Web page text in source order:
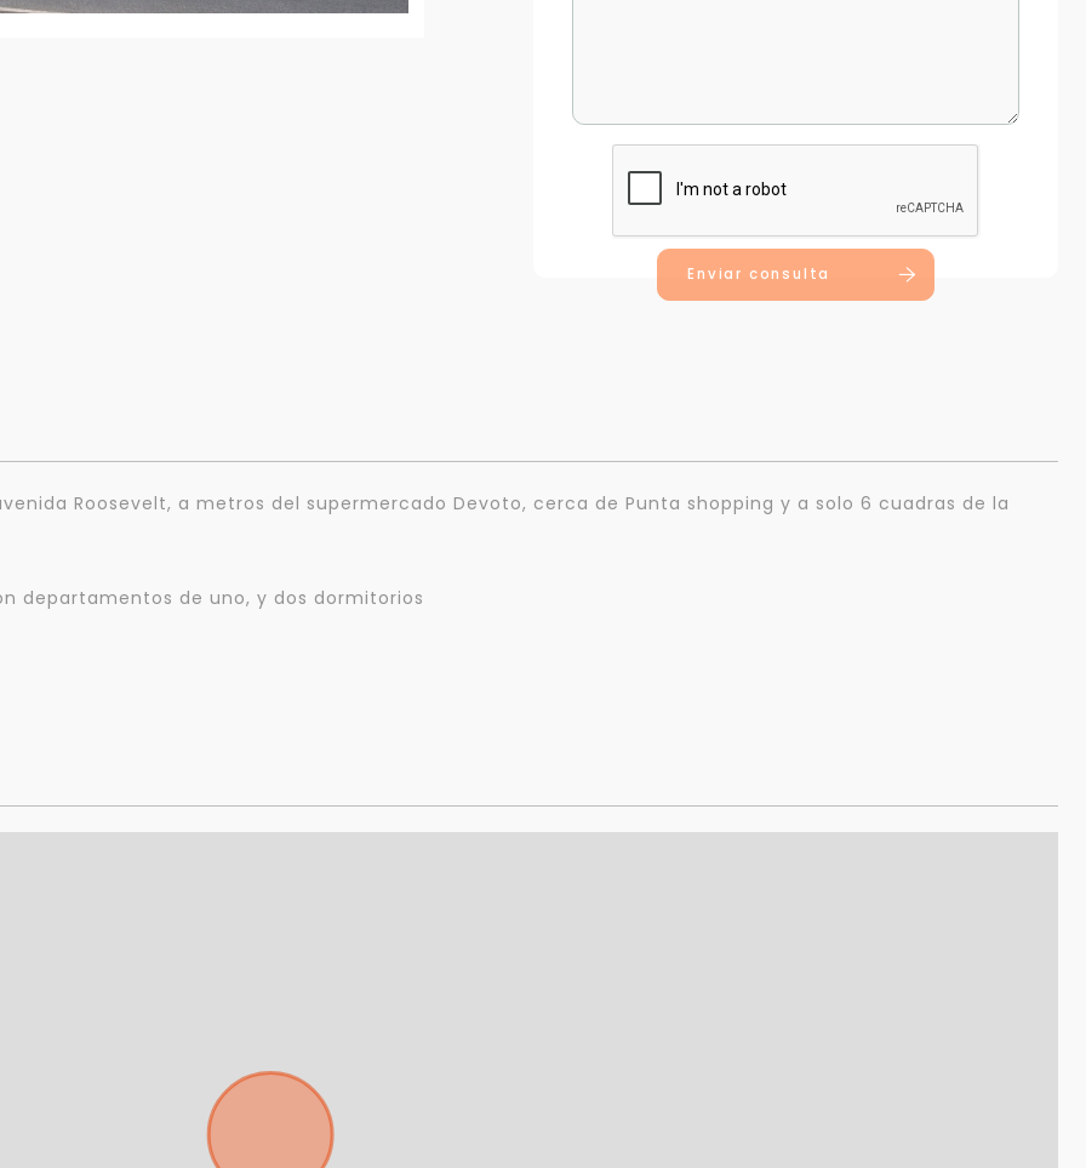
Enviar consulta
Roosevelt, a metros del supermercado Devoto, cerca de Punta shopping y a solo 6 cuadras de la
departamentos de uno, y dos dormitorios